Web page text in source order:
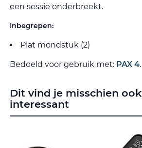
een sessie onderbreekt.
Inbegrepen:
Plat mondstuk (2)
Bedoeld voor gebruik met: PAX 4.
Dit vind je misschien ook
interessant